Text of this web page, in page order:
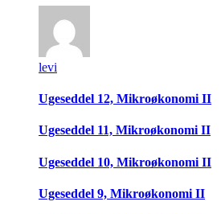
levi
Ugeseddel 12, Mikroøkonomi II
Ugeseddel 11, Mikroøkonomi II
Ugeseddel 10, Mikroøkonomi II
Ugeseddel 9, Mikroøkonomi II